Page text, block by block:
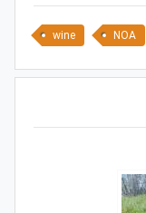
wine NOA